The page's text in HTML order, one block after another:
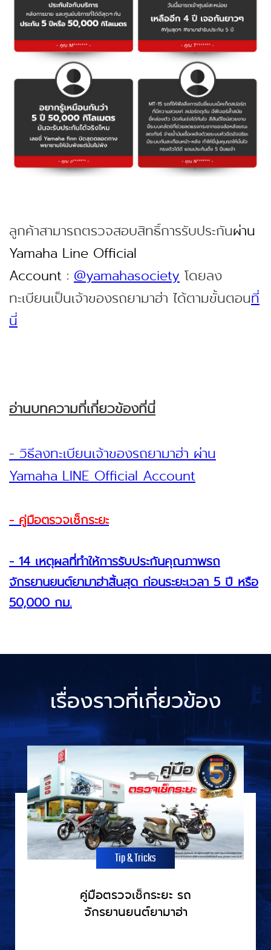
ลูกค้าสามารถตรวจสอบสิทธิ์การรับประกันผ่าน
Yamaha Line Official
Account : @yamahasociety โดยลง
ทะเบียนเป็นเจ้าของรถยามาฮ่า ได้ตามขั้นตอนที่
นี่
อ่านบทความที่เกี่ยวข้องที่นี่
- วิธีลงทะเบียนเจ้าของรถยามาฮ่า ผ่าน
Yamaha LINE Official Account
- คู่มือตรวจเช็กระยะ
- 14 เหตุผลที่ทำให้การรับประกันคุณภาพรถ
จักรยานยนต์ยามาฮ่าสิ้นสุด ก่อนระยะเวลา 5 ปี หรือ
50,000 กม.
เรื่องราวที่เกี่ยวข้อง
Tip & Tricks
คู่มือตรวจเช็กระยะ รถ
จักรยานยนต์ยามาฮ่า